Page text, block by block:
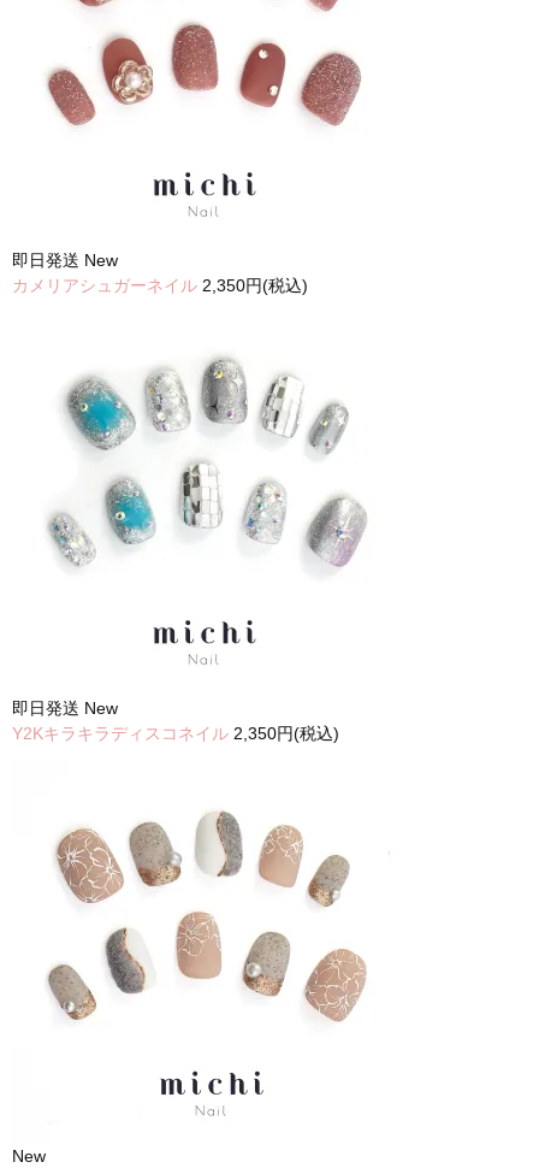
即日発送 New
カメリアシュガーネイル 2,350円(税込)
即日発送 New
Y2Kキラキラディスコネイル 2,350円(税込)
New